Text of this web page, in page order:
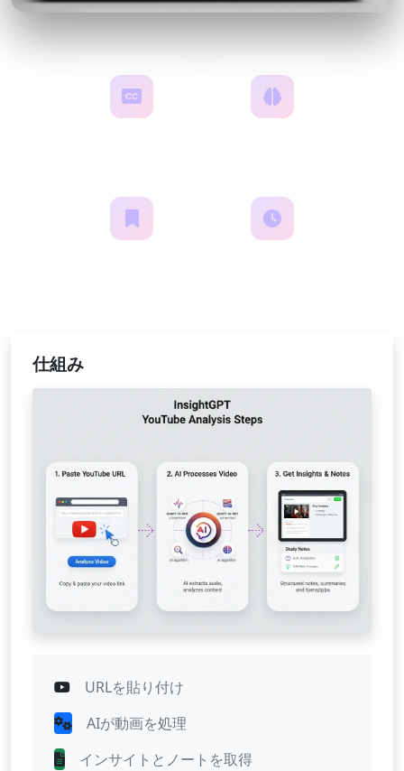
仕組み
URLを貼り付け
AIが動画を処理
インサイトとノートを取得